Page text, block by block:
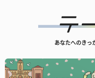
あなたへのきっ